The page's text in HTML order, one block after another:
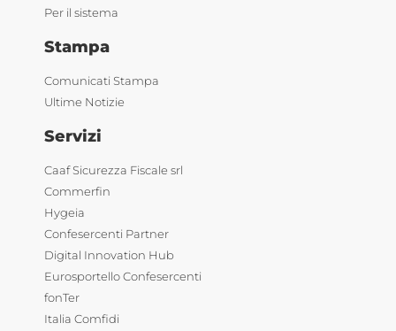
Per il sistema
Stampa
Comunicati Stampa
Ultime Notizie
Servizi
Caaf Sicurezza Fiscale srl
Commerfin
Hygeia
Confesercenti Partner
Digital Innovation Hub
Eurosportello Confesercenti
fonTer
Italia Comfidi